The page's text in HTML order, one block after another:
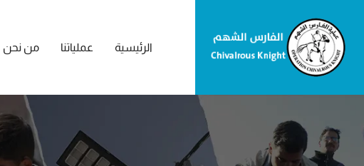
الرئيسية عملياتنا من نحن